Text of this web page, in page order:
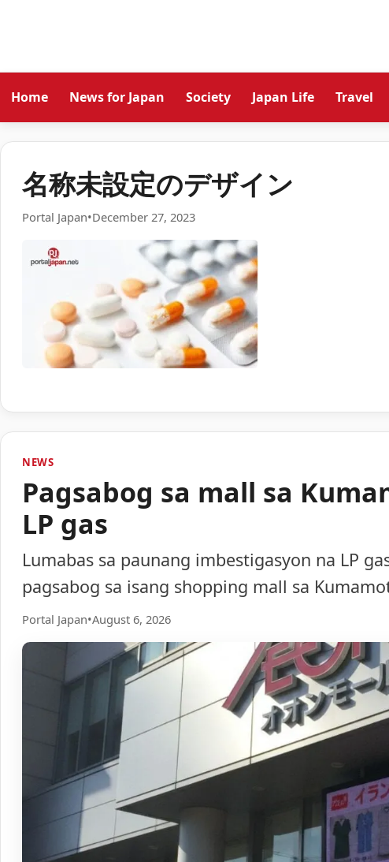
Home News for Japan Society Japan Life Travel
名称未設定のデザイン
Portal Japan•December 27, 2023
NEWS
Pagsabog sa mall sa
LP gas
Lumabas sa paunang imbestigasyon na LP
pagsabog sa isang shopping mall sa
Portal Japan•August 6, 2026